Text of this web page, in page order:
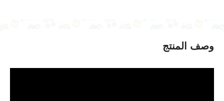
وصف المنتج